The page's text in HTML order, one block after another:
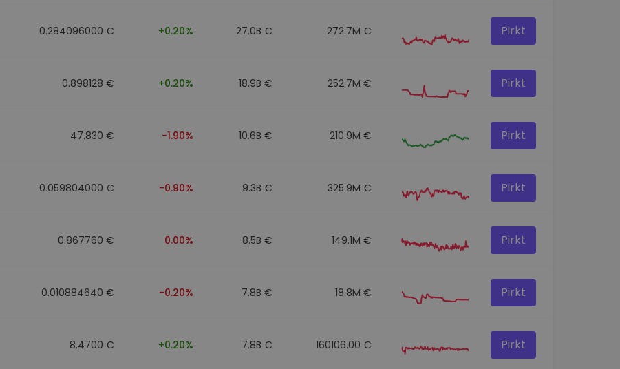
0.284096000 € +0.20% 27.0B € 272.7M € Pirkt
0.898128 € +0.20% 18.9B € 252.7M € Pirkt
47.830 € -1.90% 10.6B € 210.9M € Pirkt
0.059804000 € -0.90% 9.3B € 325.9M € Pirkt
0.867760 € 0.00% 8.5B € 149.1M € Pirkt
0.010884640 € -0.20% 7.8B € 18.8M € Pirkt
8.4700 € +0.20% 7.8B € 160106.00 € Pirkt